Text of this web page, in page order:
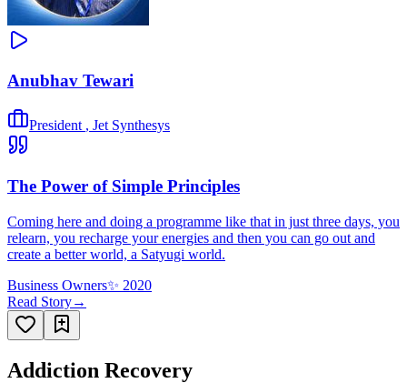
Anubhav Tewari
President , Jet Synthesys
The Power of Simple Principles
Coming here and doing a programme like that in just three days, you
relearn, you recharge your energies and then you can go out and
create a better world, a Satyugi world.
Business Owners✨ 2020
Read Story→
Addiction Recovery